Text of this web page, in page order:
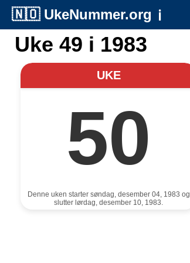
🇳🇴 UkeNummer.org ℹ️
Uke 49 i 1983
UKE
50
Denne uken starter søndag, desember 04, 1983 og
slutter lørdag, desember 10, 1983.